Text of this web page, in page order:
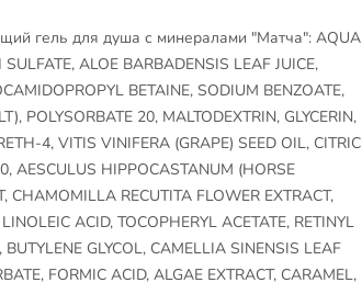
гель для душа с минералами "Матча": AQUA
ALOE BARBADENSIS LEAF JUICE,
BETAINE, SODIUM BENZOATE,
POLYSORBATE 20, MALTODEXTRIN, GLYCERIN,
4, VITIS VINIFERA (GRAPE) SEED OIL, CITRIC
AESCULUS HIPPOCASTANUM (HORSE
CHAMOMILLA RECUTITA FLOWER EXTRACT,
ACID, TOCOPHERYL ACETATE, RETINYL
GLYCOL, CAMELLIA SINENSIS LEAF
FORMIC ACID, ALGAE EXTRACT, CARAMEL,